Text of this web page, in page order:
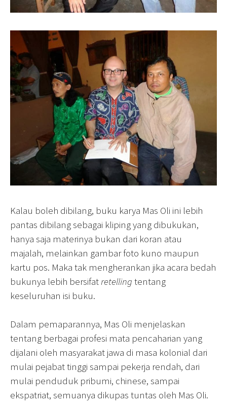
Kalau boleh dibilang, buku karya Mas Oli ini lebih
pantas dibilang sebagai kliping yang dibukukan,
hanya saja materinya bukan dari koran atau
majalah, melainkan gambar foto kuno maupun
kartu pos. Maka tak mengherankan jika acara bedah
bukunya lebih bersifatretelling tentang
keseluruhan isi buku.
Dalam pemaparannya, Mas Oli menjelaskan
tentang berbagai profesi mata pencaharian yang
dijalani oleh masyarakat jawa di masa kolonial dari
mulai pejabat tinggi sampai pekerja rendah, dari
mulai penduduk pribumi, chinese, sampai
ekspatriat, semuanya dikupas tuntas oleh Mas Oli.